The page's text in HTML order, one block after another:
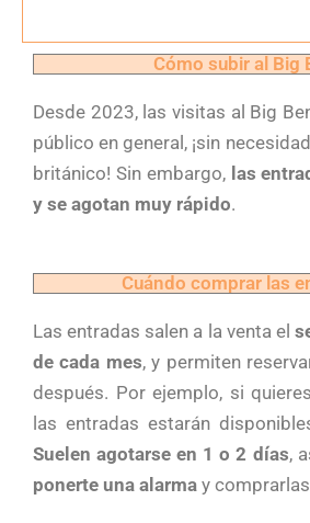
Cómo subir al Big
Desde 2023, las visitas al Big
público en general, ¡sin
británico! Sin embargo, las
y se agotan muy rápido.
Cuándo comprar las
Las entradas salen a la venta el
de cada mes, y permiten
después. Por ejemplo, si
las entradas estarán
Suelen agotarse en 1 o 2 días,
ponerte una alarma y